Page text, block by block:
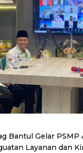
Bantul Gelar PSMP
Layanan dan